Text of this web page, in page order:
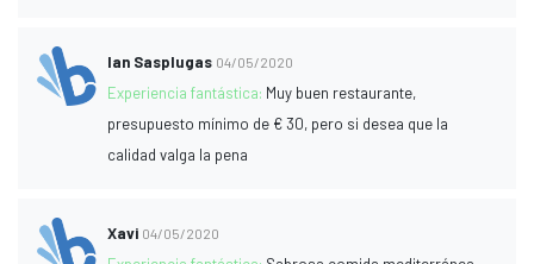
Ian Sasplugas 04/05/2020
Experiencia fantástica: Muy buen restaurante,
presupuesto mínimo de € 30, pero si desea que la
calidad valga la pena
Xavi 04/05/2020